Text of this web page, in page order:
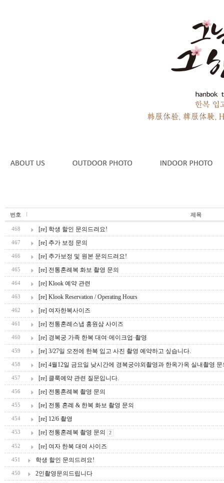
번호 제목
468 [re] 학생 할인 문의드려요!
467 [re] 추가 보정 문의
466 [re] 추가보정 및 원본 문의드려요!
465 [re] 전통혼례복 화보 촬영 문의
464 [re] Klook 예약 관련
463 [re] Klook Reservation / Operating Hours
462 [re] 여자한복사이즈
461 [re] 전통혼례스냅 홍원삼 사이즈
460 [re] 경복궁 가족 한복 대여·메이크업·촬영
459 [re] 3/27일 오전에 한복 입고 사진 촬영 예약하고 싶습니다.
458 [re] 4월12일 금요일 낮시간에 경복궁야외촬영과 한옥가옥 실내촬영 문
457 [re] 클룩예약 관련 질문입니다.
456 [re] 전통혼례복 촬영 문의
455 [re] 전통 혼례 & 한복 화보 촬영 문의
454 [re] 12/6 촬영
453 [re] 전통혼례복 촬영 문의 2
452 [re] 여자 한복 대여 사이즈
451 학생 할인 문의드려요!
450 2인촬영문의드립니다